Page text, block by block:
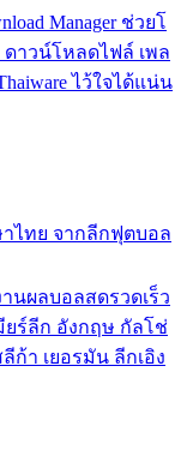
Manager ช่วยโ
ดาวน์โหลดไฟล์ เพล
ไว้ใจได้แน่น
าไทย จากลีกฟุตบอล
นผลบอลสดรวดเร็ว
ร์ลีก อังกฤษ กัลโช่
ก้า เยอรมัน ลีกเอิง